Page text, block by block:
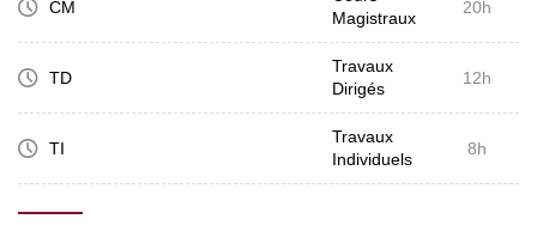
Automatisation
CM
Magistraux
20h
TD
Travaux
Dirigés
12h
TI
Travaux
Individuels
8h